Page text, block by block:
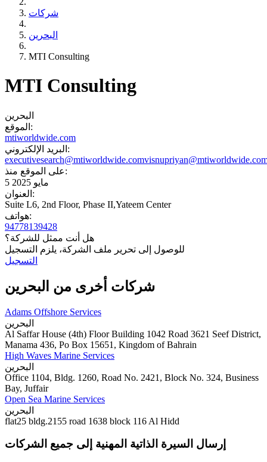
شركات
البحرين
MTI Consulting
MTI Consulting
البحرين
الموقع:
mtiworldwide.com
البريد الإلكتروني:
executivesearch@mtiworldwide.com
على الموقع منذ:
5 مايو 2025
العنوان:
Suite L6, 2nd Floor, Phase II,Yateem Center
هواتف:
94778139428
هل أنت ممثل للشركة؟
للوصول إلى تحرير ملف الشركة، يلزم التسجيل
التسجيل
شركات أخرى من البحرين
Adams Offshore Services
البحرين
Al Saffar House (4th) Floor Building 1042 Road 3621 Seef District,
Manama 436, Po Box 15651, Kingdom of Bahrain
High Waves Marine Services
البحرين
Office 1104, Bldg. 1260, Road No. 2421, Block No. 324, Business
Bay, Juffair
Open Sea Marine Services
البحرين
flat25 bldg.2155 road 1638 block 116 Al Hidd
إرسال السيرة الذاتية المهنية إلى جميع الشركات